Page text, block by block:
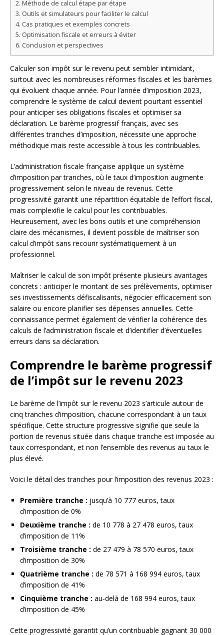
Méthode de calcul étape par étape
Outils et simulateurs pour faciliter le calcul
Cas pratiques et exemples concrets
Optimisation fiscale et erreurs à éviter
Conclusion et perspectives
Calculer son impôt sur le revenu peut sembler intimidant,
surtout avec les nombreuses réformes fiscales et les barèmes
qui évoluent chaque année. Pour l’année d’imposition 2023,
comprendre le système de calcul devient pourtant essentiel
pour anticiper ses obligations fiscales et optimiser sa
déclaration. Le barème progressif français, avec ses
différentes tranches d’imposition, nécessite une approche
méthodique mais reste accessible à tous les contribuables.
L’administration fiscale française applique un système
d’imposition par tranches, où le taux d’imposition augmente
progressivement selon le niveau de revenus. Cette
progressivité garantit une répartition équitable de l’effort fiscal,
mais complexifie le calcul pour les contribuables.
Heureusement, avec les bons outils et une compréhension
claire des mécanismes, il devient possible de maîtriser son
calcul d’impôt sans recourir systématiquement à un
professionnel.
Maîtriser le calcul de son impôt présente plusieurs avantages
concrets : anticiper le montant de ses prélèvements, optimiser
ses investissements défiscalisants, négocier efficacement son
salaire ou encore planifier ses dépenses annuelles. Cette
connaissance permet également de vérifier la cohérence des
calculs de l’administration fiscale et d’identifier d’éventuelles
erreurs dans sa déclaration.
Comprendre le barème progressif
de l’impôt sur le revenu 2023
Le barème de l’impôt sur le revenu 2023 s’articule autour de
cinq tranches d’imposition, chacune correspondant à un taux
spécifique. Cette structure progressive signifie que seule la
portion de revenus située dans chaque tranche est imposée au
taux correspondant, et non l’ensemble des revenus au taux le
plus élevé.
Voici le détail des tranches pour l’imposition des revenus 2023 :
Première tranche : jusqu’à 10 777 euros, taux
d’imposition de 0%
Deuxième tranche : de 10 778 à 27 478 euros, taux
d’imposition de 11%
Troisième tranche : de 27 479 à 78 570 euros, taux
d’imposition de 30%
Quatrième tranche : de 78 571 à 168 994 euros, taux
d’imposition de 41%
Cinquième tranche : au-delà de 168 994 euros, taux
d’imposition de 45%
Cette progressivité garantit qu’un contribuable gagnant 30 000